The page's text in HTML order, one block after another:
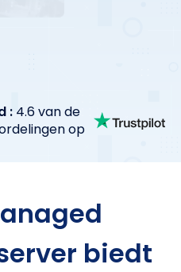
: 4.6 van de
op
biedt